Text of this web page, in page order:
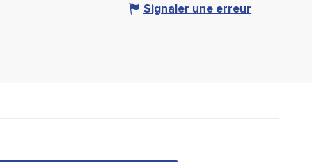
Signaler une erreur